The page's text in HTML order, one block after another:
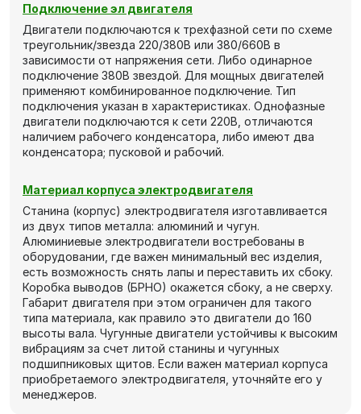
Подключение эл двигателя
Двигатели подключаются к трехфазной сети по схеме
треугольник/звезда 220/380В или 380/660В в
зависимости от напряжения сети. Либо одинарное
подключение 380В звездой. Для мощных двигателей
применяют комбинированное подключение. Тип
подключения указан в характеристиках. Однофазные
двигатели подключаются к сети 220В, отличаются
наличием рабочего конденсатора, либо имеют два
конденсатора; пусковой и рабочий.
Материал корпуса электродвигателя
Станина (корпус) электродвигателя изготавливается
из двух типов металла: алюминий и чугун.
Алюминиевые электродвигатели востребованы в
оборудовании, где важен минимальный вес изделия,
есть возможность снять лапы и переставить их сбоку.
Коробка выводов (БРНО) окажется сбоку, а не сверху.
Габарит двигателя при этом ограничен для такого
типа материала, как правило это двигатели до 160
высоты вала. Чугунные двигатели устойчивы к высоким
вибрациям за счет литой станины и чугунных
подшипниковых щитов. Если важен материал корпуса
приобретаемого электродвигателя, уточняйте его у
менеджеров.